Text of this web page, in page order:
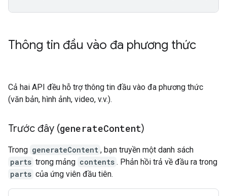
Thông tin đầu vào đa phương thức
Cả hai API đều hỗ trợ thông tin đầu vào đa phương thức
(văn bản, hình ảnh, video, v.v.).
Trước đây (generateContent)
Trong generateContent , bạn truyền một danh sách
parts trong mảng contents . Phản hồi trả về đầu ra trong
parts của ứng viên đầu tiên.